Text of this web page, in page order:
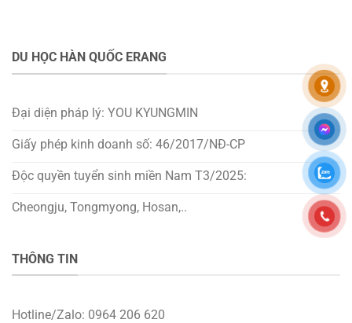
DU HỌC HÀN QUỐC ERANG
Đại diện pháp lý: YOU KYUNGMIN
Giấy phép kinh doanh số: 46/2017/NĐ-CP
Độc quyền tuyển sinh miền Nam T3/2025:
Cheongju, Tongmyong, Hosan,..
THÔNG TIN
Hotline/Zalo: 0964 206 620